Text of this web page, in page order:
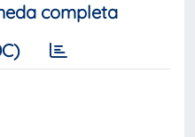
completa